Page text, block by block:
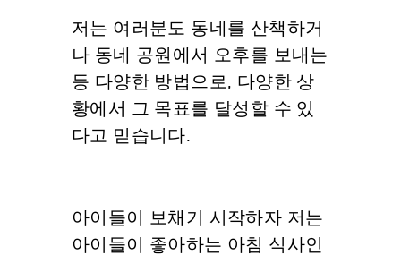
저는 여러분도 동네를 산책하거
나 동네 공원에서 오후를 보내는
등 다양한 방법으로, 다양한 상
황에서 그 목표를 달성할 수 있
다고 믿습니다.
아이들이 보채기 시작하자 저는
아이들이 좋아하는 아침 식사인